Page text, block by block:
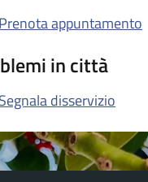
Prenota appuntamento
in città
Segnala disservizio